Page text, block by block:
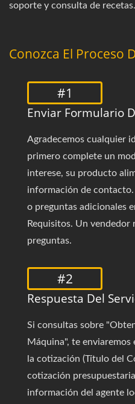
soporte y consulta de recetas.
Conozca El Proceso
#1
Enviar Formulario
Agradecemos cualquier
primero complete un
interese, su producto
información de contacto.
o preguntas adicionales
Requisitos. Un vendedor
preguntas.
#2
Respuesta Del
Si consultas sobre
Máquina", te
la cotización (Título del
cotización
información del agente